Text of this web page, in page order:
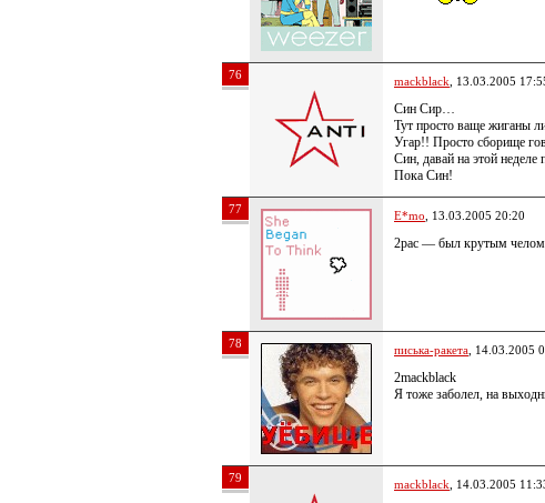
76 mackblack , 13.03.2005
Cин Сир…
Тут просто ваще жиганы
Угар!! Просто сборище
Син, давай на этой
Пока Син!
77 E*mo , 13.03.2005 20:20
2pac — был крутым
78 писька-ракета , 14.03.2005
2mackblack
Я тоже заболел, на
79 mackblack , 14.03.2005